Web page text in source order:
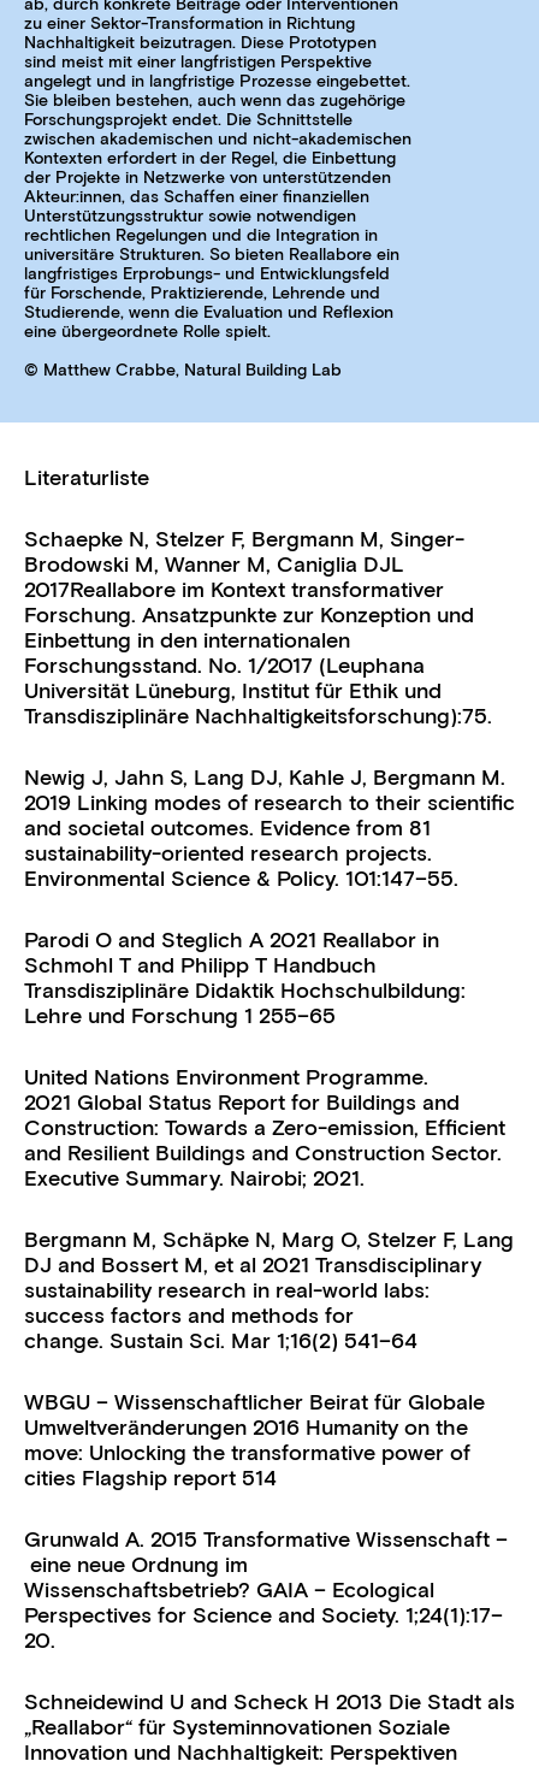
ab, durch konkrete Beiträge oder Interventionen
zu einer Sektor-Transformation in Richtung
Nachhaltigkeit beizutragen. Diese Prototypen
sind meist mit einer langfristigen Perspektive
angelegt und in langfristige Prozesse eingebettet.
Sie bleiben bestehen, auch wenn das zugehörige
Forschungsprojekt endet. Die Schnittstelle
zwischen akademischen und nicht-akademischen
Kontexten erfordert in der Regel, die Einbettung
der Projekte in Netzwerke von unterstützenden
Akteur:innen, das Schaffen einer finanziellen
Unterstützungsstruktur sowie notwendigen
rechtlichen Regelungen und die Integration in
universitäre Strukturen. So bieten Reallabore ein
langfristiges Erprobungs- und Entwicklungsfeld
für Forschende, Praktizierende, Lehrende und
Studierende, wenn die Evaluation und Reflexion
eine übergeordnete Rolle spielt.
© Matthew Crabbe, Natural Building Lab
Literaturliste
Schaepke N, Stelzer F, Bergmann M, Singer-
Brodowski M, Wanner M, Caniglia DJL
2017 Reallabore im Kontext transformativer
Forschung. Ansatzpunkte zur Konzeption und
Einbettung in den internationalen
Forschungsstand. No. 1/2017 (Leuphana
Universität Lüneburg, Institut für Ethik und
Transdisziplinäre Nachhaltigkeitsforschung):75.
Newig J, Jahn S, Lang DJ, Kahle J, Bergmann M.
2019 Linking modes of research to their scientific
and societal outcomes. Evidence from 81
sustainability-oriented research projects.
Environmental Science & Policy. 101:147–55.
Parodi O and Steglich A 2021 Reallabor in
Schmohl T and Philipp T Handbuch
Transdisziplinäre Didaktik Hochschulbildung:
Lehre und Forschung 1 255–65
United Nations Environment Programme.
2021 Global Status Report for Buildings and
Construction: Towards a Zero-emission, Efficient
and Resilient Buildings and Construction Sector.
Executive Summary. Nairobi; 2021.
Bergmann M, Schäpke N, Marg O, Stelzer F, Lang
DJ and Bossert M, et al 2021 Transdisciplinary
sustainability research in real-world labs:
success factors and methods for
change. Sustain Sci. Mar 1;16(2) 541–64
WBGU – Wissenschaftlicher Beirat für Globale
Umweltveränderungen 2016 Humanity on the
move: Unlocking the transformative power of
cities Flagship report 514
Grunwald A. 2015 Transformative Wissenschaft –
eine neue Ordnung im
Wissenschaftsbetrieb? GAIA – Ecological
Perspectives for Science and Society. 1;24(1):17–
20.
Schneidewind U and Scheck H 2013 Die Stadt als
„Reallabor“ für Systeminnovationen Soziale
Innovation und Nachhaltigkeit: Perspektiven